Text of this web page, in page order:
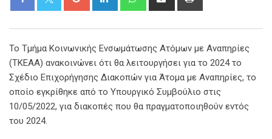
Το Τμήμα Κοινωνικής Ενσωμάτωσης Ατόμων με Αναπηρίες
(ΤΚΕΑΑ) ανακοινώνει ότι θα λειτουργήσει για το 2024 το
Σχέδιο Επιχορήγησης Διακοπών για Άτομα με Αναπηρίες, το
οποίο εγκρίθηκε από το Υπουργικό Συμβούλιο στις
10/05/2022, για διακοπές που θα πραγματοποιηθούν εντός
του 2024.